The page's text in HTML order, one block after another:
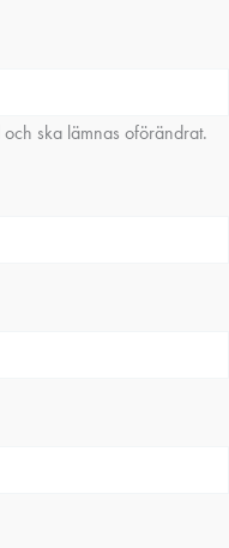
ska lämnas oförändrat.